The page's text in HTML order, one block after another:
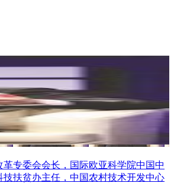
专委会会长，国际欧亚科学院中国中
扶贫办主任，中国农村技术开发中心